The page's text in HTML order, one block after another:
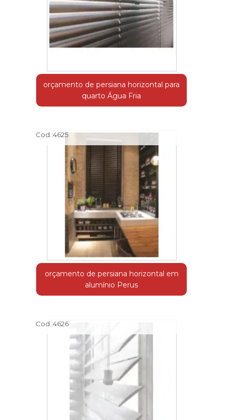
orçamento de persiana horizontal para
quarto Água Fria
Cod.:4625
orçamento de persiana horizontal em
alumínio Perus
Cod.:4626